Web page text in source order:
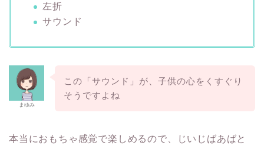
左折
サウンド
まゆみ
この「サウンド」が、子供の心をくすぐり
そうですよね
本当におもちゃ感覚で楽しめるので、じいじばあばと